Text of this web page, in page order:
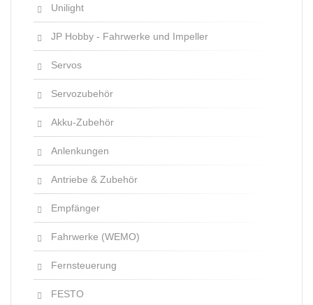
Unilight
JP Hobby - Fahrwerke und Impeller
Servos
Servozubehör
Akku-Zubehör
Anlenkungen
Antriebe & Zubehör
Empfänger
Fahrwerke (WEMO)
Fernsteuerung
FESTO